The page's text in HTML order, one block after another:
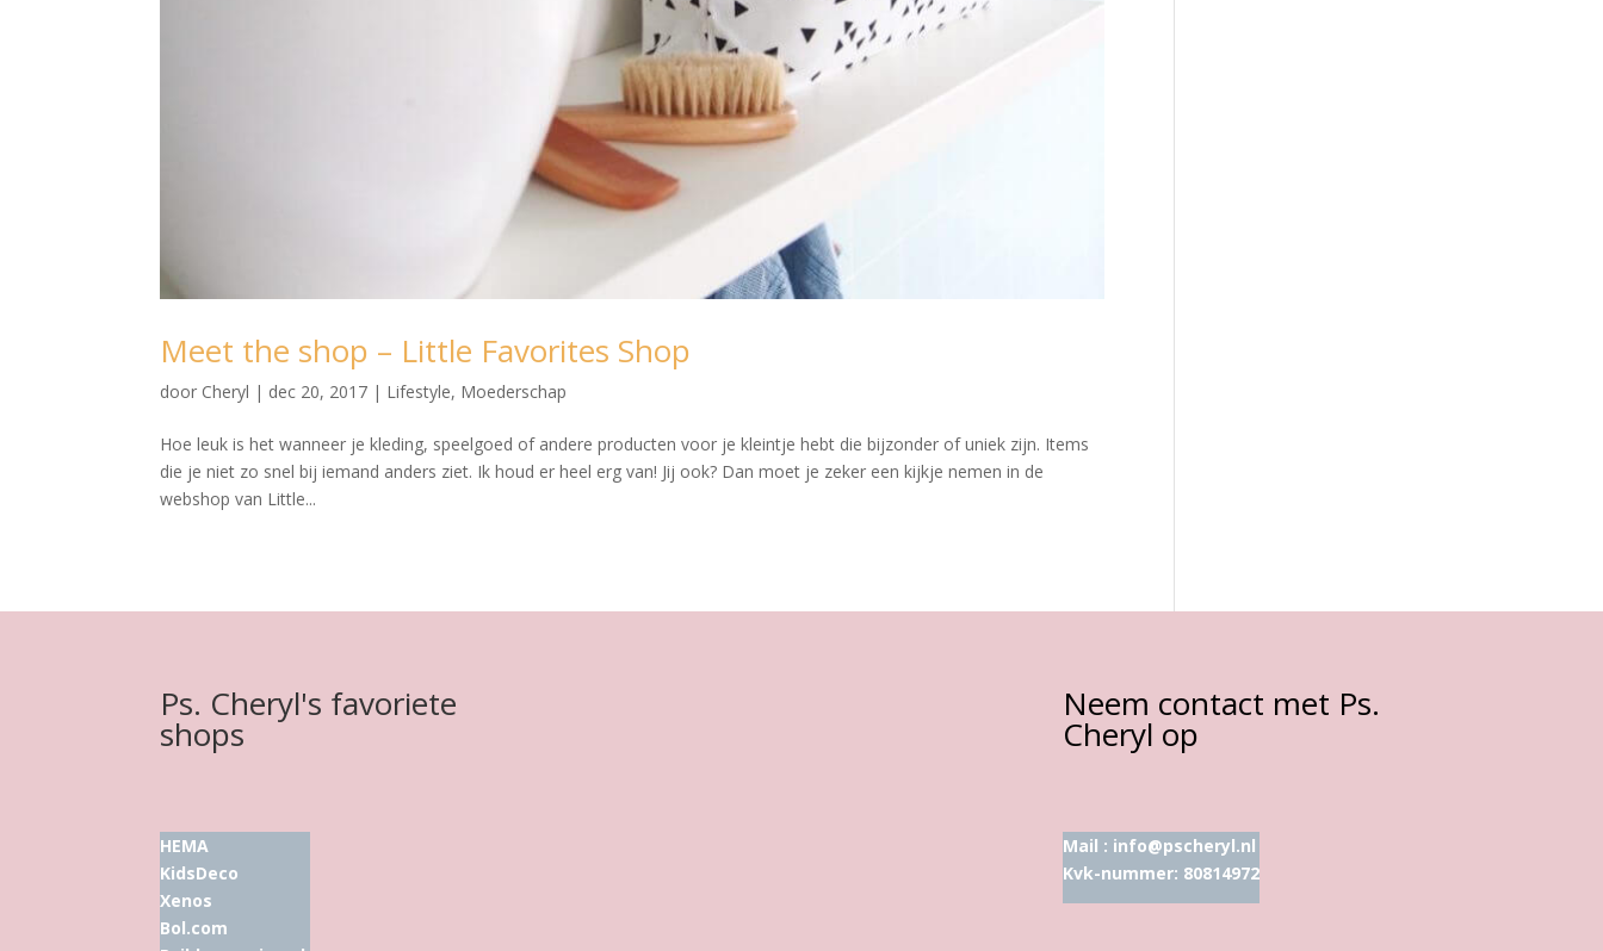
Meet the shop – Little Favorites Shop
door Cheryl | dec 20, 2017 | Lifestyle, Moederschap
Hoe leuk is het wanneer je kleding, speelgoed of andere producten voor je kleintje hebt die bijzonder of uniek zijn. Items
die je niet zo snel bij iemand anders ziet. Ik houd er heel erg van! Jij ook? Dan moet je zeker een kijkje nemen in de
webshop van Little...
Ps. Cheryl's favoriete
shops
HEMA
KidsDeco
Xenos
Bol.com
Neem contact met Ps.
Cheryl op
Mail : info@pscheryl.nl
Kvk-nummer: 80814972